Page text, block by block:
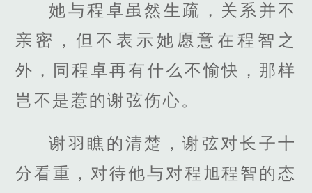
她与程卓虽然生疏，关系并不
亲密，但不表示她愿意在程智之
外，同程卓再有什么不愉快，那样
岂不是惹的谢弦伤心。
谢羽瞧的清楚，谢弦对长子十
分看重，对待他与对程旭程智的态